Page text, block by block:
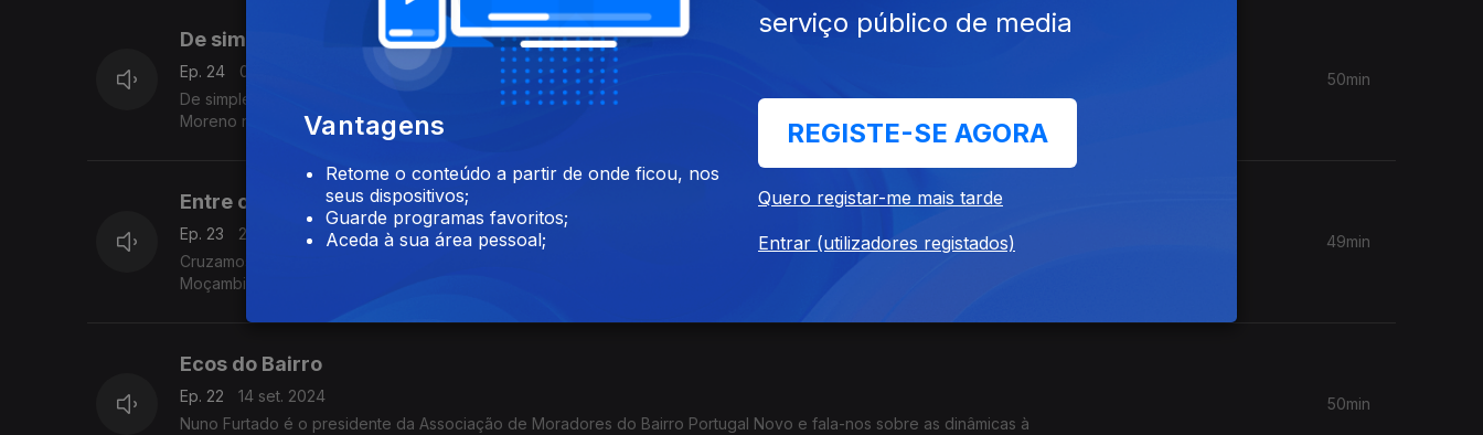
De simples empregada de limpezas de escritórios á Alta Empresária
Ep. 24
05 out. 2024
De simples empregada de limpezas de escritórios á Alta Empresária Multi-sectorial de sucesso em Portugal, Vanessa
Moreno revela-nos a invejável história
50min
Entre o futebol e a música
Ep. 23
28 set. 2024
Cruzamos o caminho do Índico com Michel do Rosário,. O protagonista da semana, é profissional de saúde natural de
Moçambique e revela-nos os retalhos do seu percurso de vida.
49min
Ecos do Bairro
Ep. 22
14 set. 2024
Nuno Furtado é o presidente da Associação de Moradores do Bairro Portugal Novo e fala-nos sobre as dinâmicas à
50min
Vantagens
Retome o conteúdo a partir de onde ficou, nos
seus dispositivos;
Guarde programas favoritos;
Aceda à sua área pessoal;
serviço público de media
REGISTE-SE AGORA
Quero registar-me mais tarde
Entrar (utilizadores registados)